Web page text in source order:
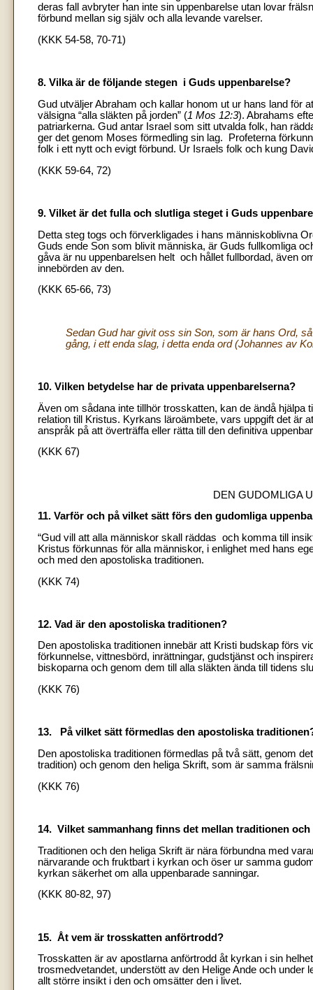
deras fall avbryter han inte sin uppenbarelse utan lovar
förbund mellan sig själv och alla levande varelser.
(KKK 54-58, 70-71)
8. Vilka är de följande stegen i Guds uppenbarelse?
Gud utväljer Abraham och kallar honom ut ur hans land för
välsigna “alla släkten på jorden” (1 Mos 12:3). Abrahams
patriarkerna. Gud antar Israel som sitt utvalda folk, han
ger det genom Moses förmedling sin lag. Profeterna
folk i ett nytt och evigt förbund. Ur Israels folk och kung
(KKK 59-64, 72)
9. Vilket är det fulla och slutliga steget i Guds
Detta steg togs och förverkligades i hans människoblivna
Guds ende Son som blivit människa, är Guds fullkomliga
gåva är nu uppenbarelsen helt och hållet fullbordad, även
innebörden av den.
(KKK 65-66, 73)
Sedan Gud har givit oss sin Son, som är hans Ord,
gång, i ett enda slag, i detta enda ord (Johannes av
10. Vilken betydelse har de privata uppenbarelserna?
Även om sådana inte tillhör trosskatten, kan de ändå
relation till Kristus. Kyrkans läroämbete, vars uppgift det är
anspråk på att överträffa eller rätta till den definitiva
(KKK 67)
DEN GUDOMLIGA
11. Varför och på vilket sätt förs den gudomliga
“Gud vill att alla människor skall räddas och komma till
Kristus förkunnas för alla människor, i enlighet med hans
och med den apostoliska traditionen.
(KKK 74)
12. Vad är den apostoliska traditionen?
Den apostoliska traditionen innebär att Kristi budskap förs
förkunnelse, vittnesbörd, inrättningar, gudstjänst och
biskoparna och genom dem till alla släkten ända till tidens
(KKK 76)
13. På vilket sätt förmedlas den apostoliska
Den apostoliska traditionen förmedlas på två sätt, genom
tradition) och genom den heliga Skrift, som är samma
(KKK 76)
14. Vilket sammanhang finns det mellan traditionen
Traditionen och den heliga Skrift är nära förbundna med
närvarande och fruktbart i kyrkan och öser ur samma
kyrkan säkerhet om alla uppenbarade sanningar.
(KKK 80-82, 97)
15. Åt vem är trosskatten anförtrodd?
Trosskatten är av apostlarna anförtrodd åt kyrkan i sin
trosmedvetandet, understött av den Helige Ande och
allt större insikt i den och omsätter den i livet.